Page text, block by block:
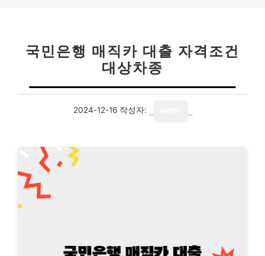
국민은행 매직카 대출 자격조건
대상차종
2024-12-16 작성자: